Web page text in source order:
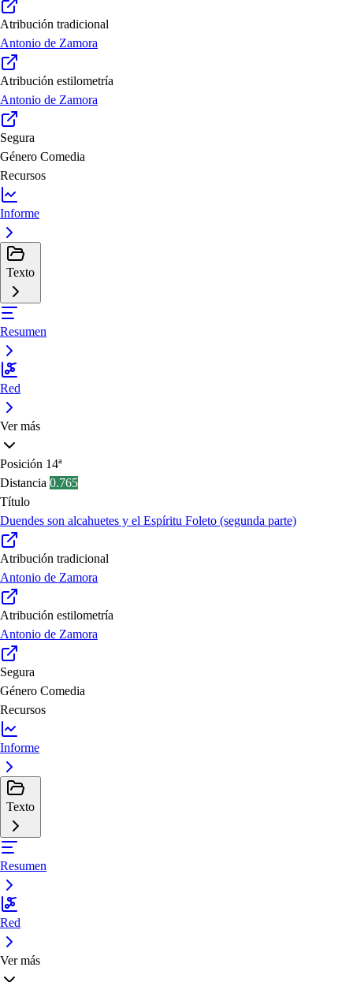
Atribución tradicional
Antonio de Zamora
Atribución estilometría
Antonio de Zamora
Segura
Género Comedia
Recursos
Informe
Texto
Resumen
Red
Ver más
Posición 14ª
Distancia 0.765
Título
Duendes son alcahuetes y el Espíritu Foleto (segunda parte)
Atribución tradicional
Antonio de Zamora
Atribución estilometría
Antonio de Zamora
Segura
Género Comedia
Recursos
Informe
Texto
Resumen
Red
Ver más